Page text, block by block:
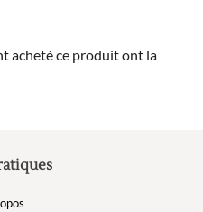
acheté ce produit ont la